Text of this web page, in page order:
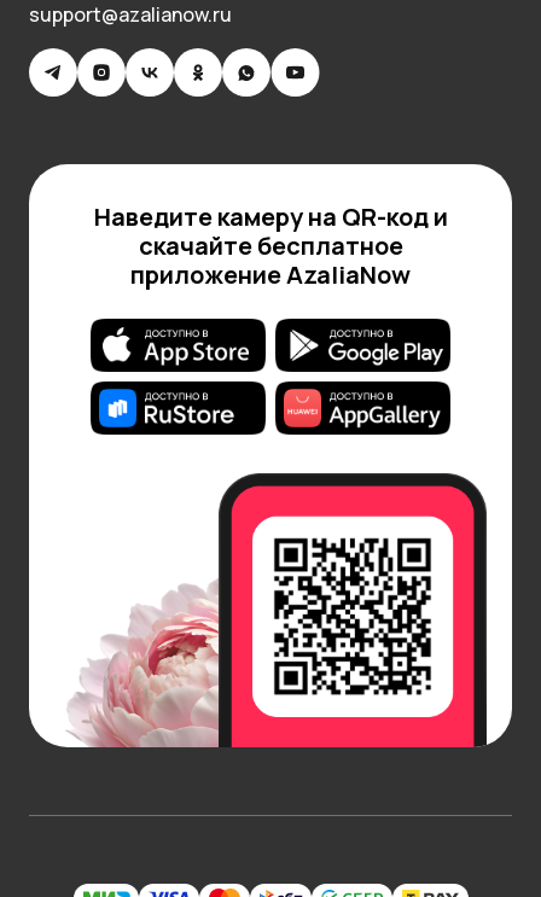
support@azalianow.ru
Наведите камеру на QR-код и
скачайте бесплатное
приложение AzaliaNow